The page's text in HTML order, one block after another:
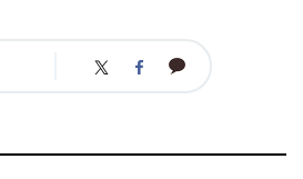
트 페 카